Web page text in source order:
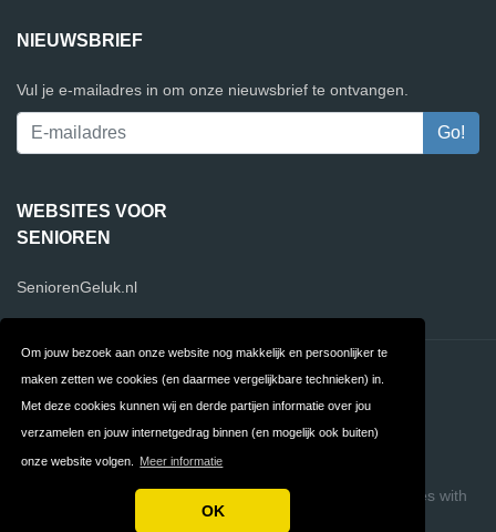
Om jouw bezoek aan onze website nog makkelijk en persoonlijker te
maken zetten we cookies (en daarmee vergelijkbare technieken) in.
Met deze cookies kunnen wij en derde partijen informatie over jou
verzamelen en jouw internetgedrag binnen (en mogelijk ook buiten)
onze website volgen. Meer informatie
OK
NIEUWSBRIEF
Vul je e-mailadres in om onze nieuwsbrief te ontvangen.
WEBSITES VOOR
SENIOREN
SeniorenGeluk.nl
Contact Privacy
Algemene FAQ
Copyright © 2026 SeniorenWebsites.nl
Build review sites with
ReviewTycoon